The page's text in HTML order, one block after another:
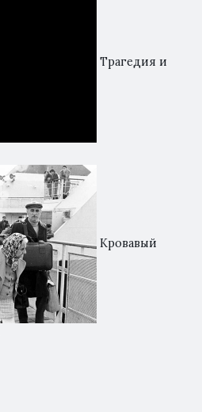
Трагедия и
Кровавый